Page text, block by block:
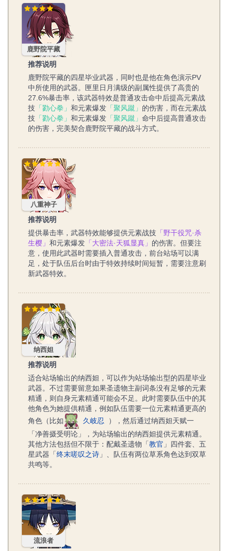
鹿野院平藏
鹿野院平藏
推荐说明
鹿野院平藏的四星毕业武器，同时也是他在角色演示PV
中所使用的武器。匣里日月满级的副属性提供了高贵的
27.6%暴击率，该武器特效是普通攻击命中后提高元素战
技 「勠心拳」 和元素爆发 「聚风蹴」 的伤害，而在元素战
技 「勠心拳」 和元素爆发 「聚风蹴」 命中后提高普通攻击
的伤害，完美契合鹿野院平藏的战斗方式。
八重神子
八重神子
推荐说明
提供暴击率，武器特效能够提供元素战技 「野干役咒·杀
生樱」 和元素爆发 「大密法·天狐显真」 的伤害。但要注
意，使用此武器时需要插入普通攻击，前台站场可以满
足，处于队伍后台时由于特效持续时间短暂，需要注意刷
新武器特效。
纳西妲
纳西妲
推荐说明
适合站场输出的纳西妲，可以作为站场输出型的四星毕业
武器。不过需要留意如果圣遗物主副词条没有足够的元素
精通，则自身元素精通可能会不足。此时需要队伍中的其
他角色为她提供精通，例如队伍需要一位元素精通更高的
角色（比如
久岐忍 ），然后通过纳西妲天赋一
「净善摄受明论」，为站场输出的纳西妲提供元素精通。
其他方法包括但不限于：配戴圣遗物「教官 」四件套、五
星武器「终末嗟叹之诗 」、队伍有两位草系角色达到双草
共鸣等。
流浪者
流浪者